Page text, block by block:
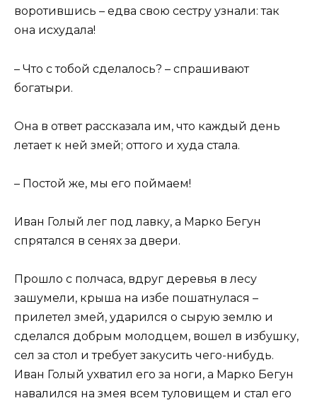
воротившись – едва свою сестру узнали: так
она исхудала!
– Что с тобой сделалось? – спрашивают
богатыри.
Она в ответ рассказала им, что каждый день
летает к ней змей; оттого и худа стала.
– Постой же, мы его поймаем!
Иван Голый лег под лавку, а Марко Бегун
спрятался в сенях за двери.
Прошло с полчаса, вдруг деревья в лесу
зашумели, крыша на избе пошатнулася –
прилетел змей, ударился о сырую землю и
сделался добрым молодцем, вошел в избушку,
сел за стол и требует закусить чего-нибудь.
Иван Голый ухватил его за ноги, а Марко Бегун
навалился на змея всем туловищем и стал его